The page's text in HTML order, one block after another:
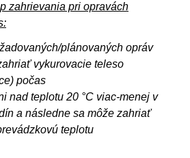
zahrievania pri opravách
plánovaných opráv
vykurovacie teleso
počas
nad teplotu 20 °C viac-menej v
a následne sa môže zahriať
teplotu